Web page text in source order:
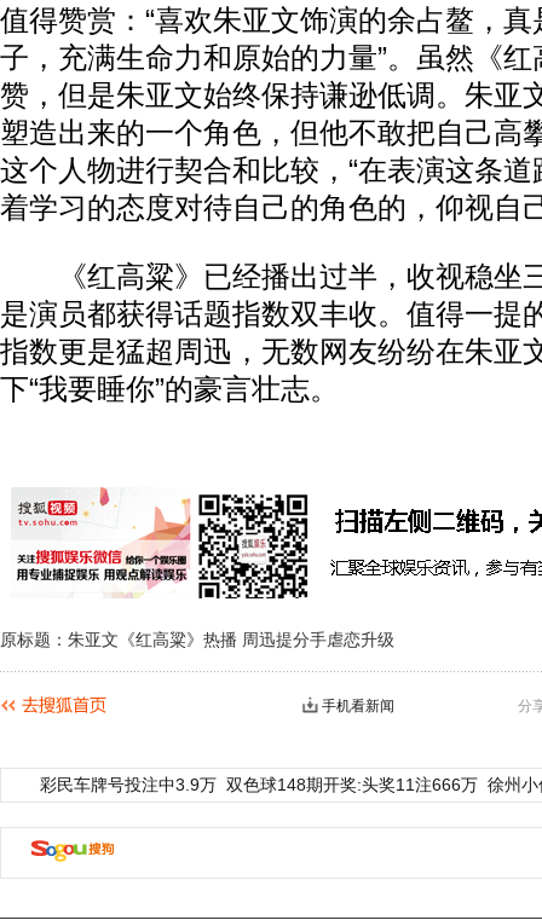
值得赞赏：“喜欢朱亚文饰演的余占鳌，
子，充满生命力和原始的力量”。虽然《
赞，但是朱亚文始终保持谦逊低调。朱亚
塑造出来的一个角色，但他不敢把自己高
这个人物进行契合和比较，“在表演这条
着学习的态度对待自己的角色的，仰视自
《红高粱》已经播出过半，收视稳坐
是演员都获得话题指数双丰收。值得一提
指数更是猛超周迅，无数网友纷纷在朱亚
下“我要睡你”的豪言壮志。
原标题：朱亚文《红高粱》热播 周迅提分手虐恋升级
分
手机看新闻
彩民车牌号投注中3.9万 双色球148期开奖:头奖11注666万 徐州